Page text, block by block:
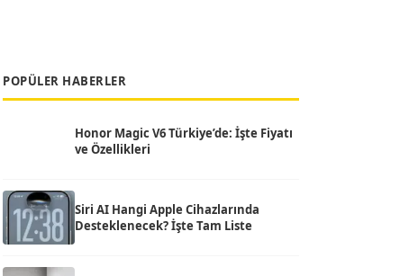
POPÜLER HABERLER
Honor Magic V6 Türkiye’de: İşte Fiyatı
ve Özellikleri
Siri AI Hangi Apple Cihazlarında
Desteklenecek? İşte Tam Liste